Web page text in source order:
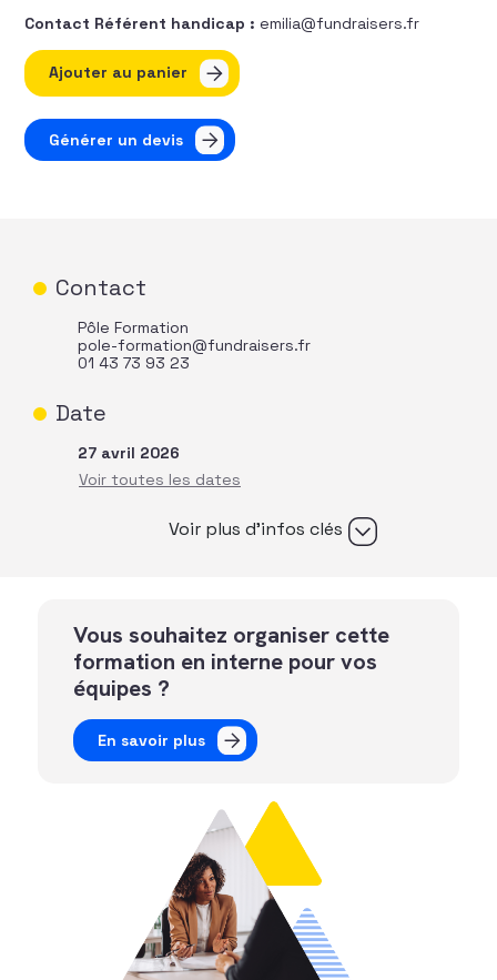
Contact Référent handicap :emilia@fundraisers.fr
quantité de Mécénat et partenariat entreprises
Ajouter au panier
Générer un devis
Contact
Pôle Formation
pole-formation@fundraisers.fr
01 43 73 93 23
Date
27 avril 2026
Voir plus d’infos clés
Vous souhaitez organiser cette
formation en interne pour vos
équipes ?
En savoir plus